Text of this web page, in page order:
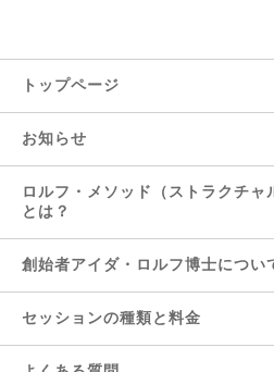
トップページ
お知らせ
ロルフ・メソッド（ストラクチャ
とは？
創始者アイダ・ロルフ博士につい
セッションの種類と料金